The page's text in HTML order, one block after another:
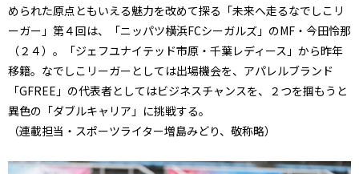
められた原点ともいえる魅力を改めて探る「未来へ走るなでしこリ
ーガー」第４回は、「ニッパツ横浜FCシーガルズ」のMF・今田怜那
（２４）。「ジェフユナイテッド市原・千葉レディース」から昨年
移籍。なでしこリーガーとしては出場機会を、アパレルブランド
「GFREE」の代表者としてはビジネスチャンスを、２つを掴もうと
異色の「ダブルキャリア」に挑戦する。
（連載担当・スポーツライター増島みどり、敬称略）